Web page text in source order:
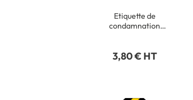
Etiquette de
condamnation
mm - STF 2602S
3,80 € HT